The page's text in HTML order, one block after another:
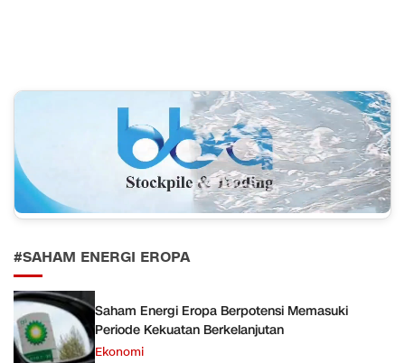
#SAHAM ENERGI EROPA
Saham Energi Eropa Berpotensi Memasuki
Periode Kekuatan Berkelanjutan
Ekonomi